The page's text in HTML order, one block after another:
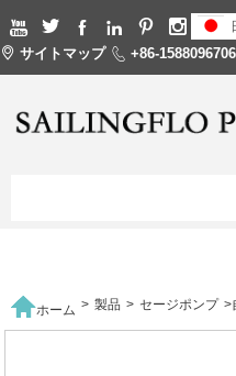
     
 サイトマップ  +86-
ホーム > 製品 > セージポンプ >